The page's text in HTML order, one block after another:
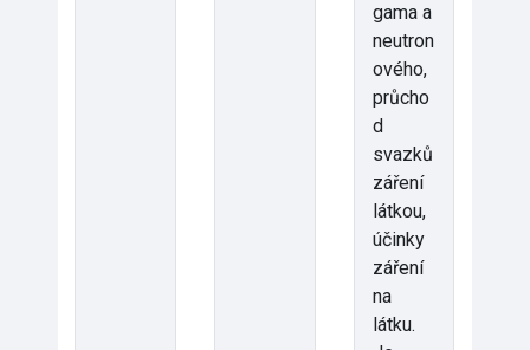
gama a
neutron
ového,
průcho
d
svazků
záření
látkou,
účinky
záření
na
látku.